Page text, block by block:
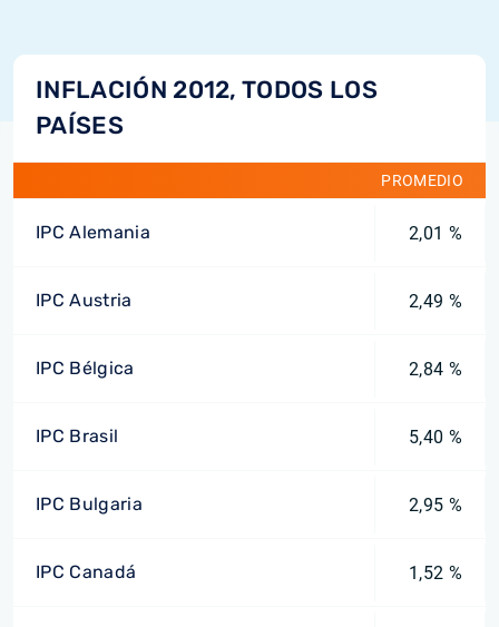
INFLACIÓN 2012, TODOS LOS
PAÍSES
PROMEDIO
IPC Alemania 2,01 %
IPC Austria 2,49 %
IPC Bélgica 2,84 %
IPC Brasil 5,40 %
IPC Bulgaria 2,95 %
IPC Canadá 1,52 %